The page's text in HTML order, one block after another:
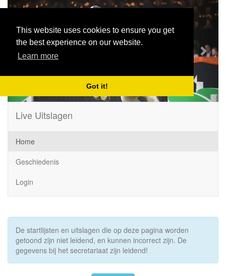
This website uses cookies to ensure you get
the best experience on our website.
Learn more
Got it!
Previous Next
Live Uitslagen
Home
Geschiedenis
Login
De startlijsten en uitslagen die op deze pagina worden
getoond zijn niet leidend, en kunnen incorrect zijn. De
gegevens bij het secretariaat zijn leidend!